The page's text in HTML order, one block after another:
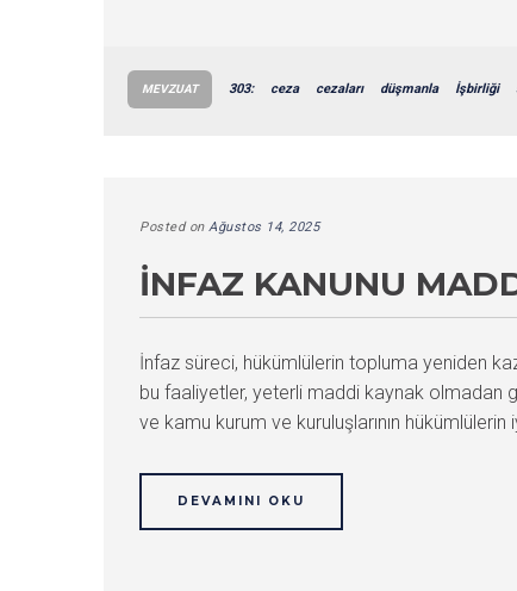
MEVZUAT 303: ceza cezaları düşmanla İşbirliği
Posted on Ağustos 14, 2025
İNFAZ KANUNU
İnfaz süreci, hükümlülerin topluma yeniden
bu faaliyetler, yeterli maddi kaynak olmadan
ve kamu kurum ve kuruluşlarının
DEVAMINI OKU